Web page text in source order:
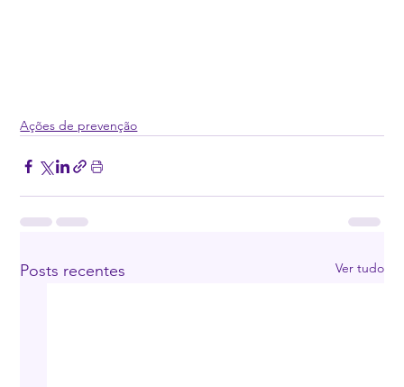
Ações de prevenção
Posts recentes Ver tudo